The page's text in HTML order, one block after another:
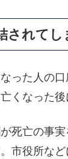
されて
った人の
くなった
死亡の事
市役所な